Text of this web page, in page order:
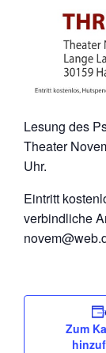
Lesung des
Theater
Uhr.
Eintritt
verbindliche
Zum